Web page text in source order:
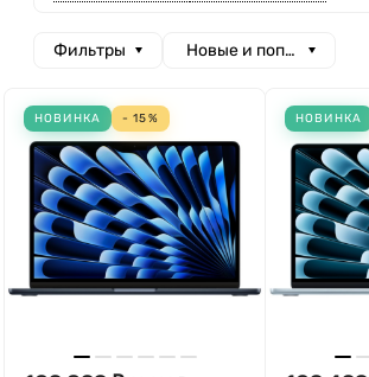
Фильтры Новые и популярные
НОВИНКА - 15% НОВИНКА